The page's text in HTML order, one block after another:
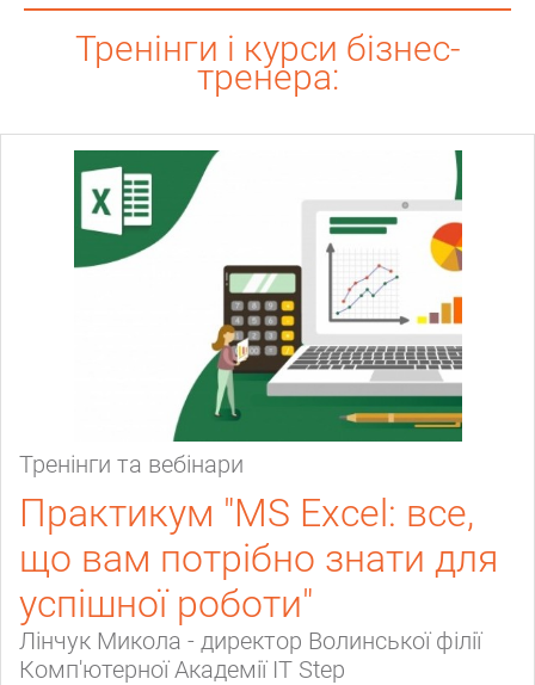
Тренінги і курси бізнес-
тренера:
Тренінги та вебінари
Практикум "MS Excel: все,
що вам потрібно знати для
успішної роботи"
Лінчук Микола - директор Волинської філії
Комп'ютерної Академії IT Step